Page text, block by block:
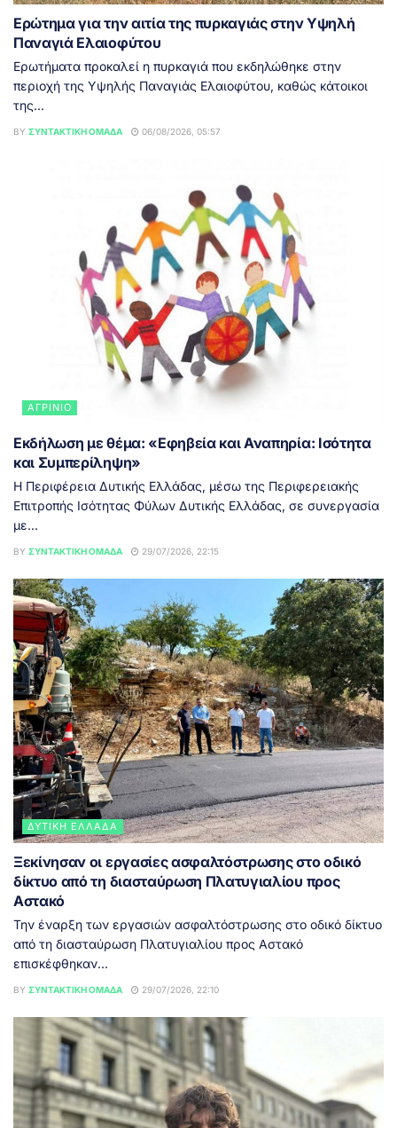
Ερώτημα για την αιτία της πυρκαγιάς στην Υψηλή
Παναγιά Ελαιοφύτου
Ερωτήματα προκαλεί η πυρκαγιά που εκδηλώθηκε στην
περιοχή της Υψηλής Παναγιάς Ελαιοφύτου, καθώς κάτοικοι
της...
BY ΣΥΝΤΑΚΤΙΚΉ ΟΜΆΔΑ 06/08/2026, 05:57
ΑΓΡΊΝΙΟ
Εκδήλωση με θέμα: «Εφηβεία και Αναπηρία: Ισότητα
και Συμπερίληψη»
Η Περιφέρεια Δυτικής Ελλάδας, μέσω της Περιφερειακής
Επιτροπής Ισότητας Φύλων Δυτικής Ελλάδας, σε συνεργασία
με...
BY ΣΥΝΤΑΚΤΙΚΉ ΟΜΆΔΑ 29/07/2026, 22:15
ΔΥΤΙΚΉ ΕΛΛΆΔΑ
Ξεκίνησαν οι εργασίες ασφαλτόστρωσης στο οδικό
δίκτυο από τη διασταύρωση Πλατυγιαλίου προς
Αστακό
Την έναρξη των εργασιών ασφαλτόστρωσης στο οδικό δίκτυο
από τη διασταύρωση Πλατυγιαλίου προς Αστακό
επισκέφθηκαν...
BY ΣΥΝΤΑΚΤΙΚΉ ΟΜΆΔΑ 29/07/2026, 22:10